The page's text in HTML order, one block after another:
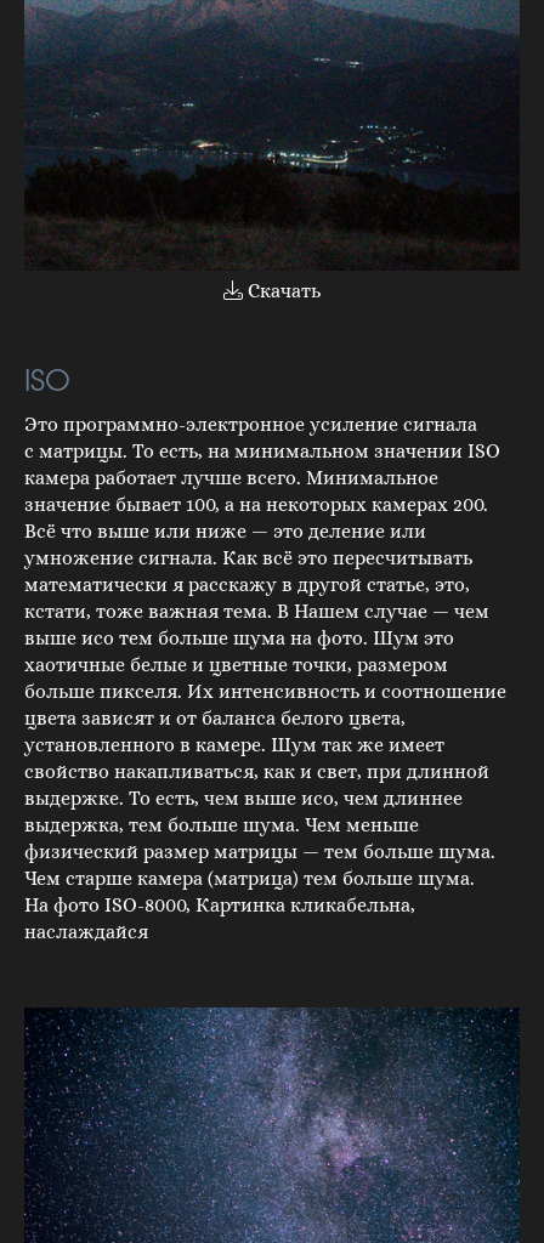
ISO
Это программно-электронное усиление сигнала
с матрицы. То есть, на минимальном значении ISO
камера работает лучше всего. Минимальное
значение бывает 100, а на некоторых камерах 200.
Всё что выше или ниже — это деление или
умножение сигнала. Как всё это пересчитывать
математически я расскажу в другой статье, это,
кстати, тоже важная тема. В Нашем случае — чем
выше исо тем больше шума на фото. Шум это
хаотичные белые и цветные точки, размером
больше пикселя. Их интенсивность и соотношение
цвета зависят и от баланса белого цвета,
установленного в камере. Шум так же имеет
свойство накапливаться, как и свет, при длинной
выдержке. То есть, чем выше исо, чем длиннее
выдержка, тем больше шума. Чем меньше
физический размер матрицы — тем больше шума.
Чем старше камера (матрица) тем больше шума.
На фото ISO-8000, Картинка кликабельна,
наслаждайся
Скачать